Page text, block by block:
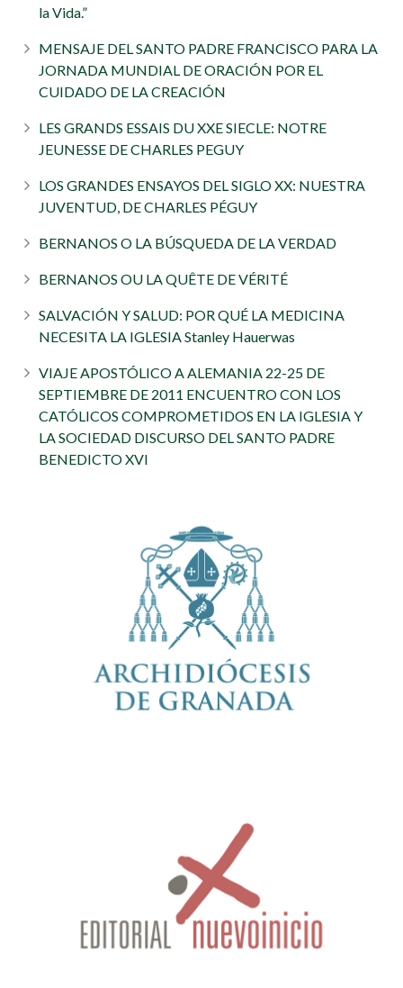
la Vida.”
MENSAJE DEL SANTO PADRE FRANCISCO PARA LA
JORNADA MUNDIAL DE ORACIÓN POR EL
CUIDADO DE LA CREACIÓN
LES GRANDS ESSAIS DU XXE SIECLE: NOTRE
JEUNESSE DE CHARLES PEGUY
LOS GRANDES ENSAYOS DEL SIGLO XX: NUESTRA
JUVENTUD, DE CHARLES PÉGUY
BERNANOS O LA BÚSQUEDA DE LA VERDAD
BERNANOS OU LA QUÊTE DE VÉRITÉ
SALVACIÓN Y SALUD: POR QUÉ LA MEDICINA
NECESITA LA IGLESIA Stanley Hauerwas
VIAJE APOSTÓLICO A ALEMANIA 22-25 DE
SEPTIEMBRE DE 2011 ENCUENTRO CON LOS
CATÓLICOS COMPROMETIDOS EN LA IGLESIA Y
LA SOCIEDAD DISCURSO DEL SANTO PADRE
BENEDICTO XVI